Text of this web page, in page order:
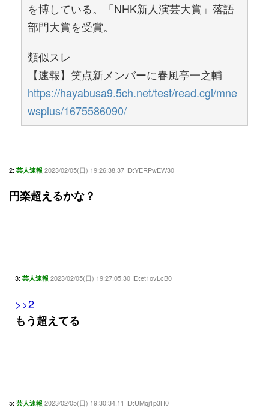
を博している。「NHK新人演芸大賞」落語
部門大賞を受賞。
類似スレ
【速報】笑点新メンバーに春風亭一之輔
https://hayabusa9.5ch.net/test/read.cgi/mne
wsplus/1675586090/
2: 芸人速報 2023/02/05(日) 19:26:38.37 ID:YERPwEW30
円楽超えるかな？
3: 芸人速報 2023/02/05(日) 19:27:05.30 ID:et1ovLcB0
>>2
もう超えてる
5: 芸人速報 2023/02/05(日) 19:30:34.11 ID:UMqj1p3H0